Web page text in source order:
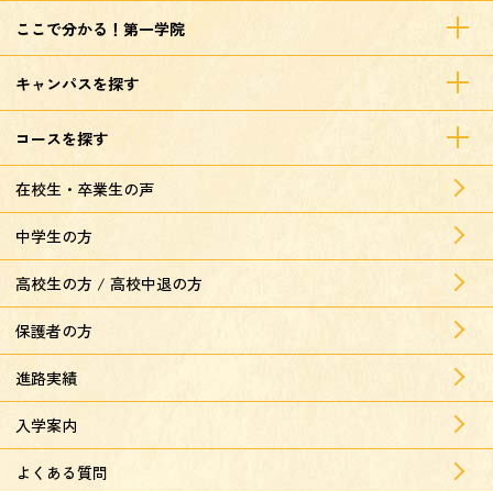
ここで分かる！第一学院
キャンパスを探す
コースを探す
在校生・卒業生の声
中学生の方
高校生の方 / 高校中退の方
保護者の方
進路実績
入学案内
よくある質問